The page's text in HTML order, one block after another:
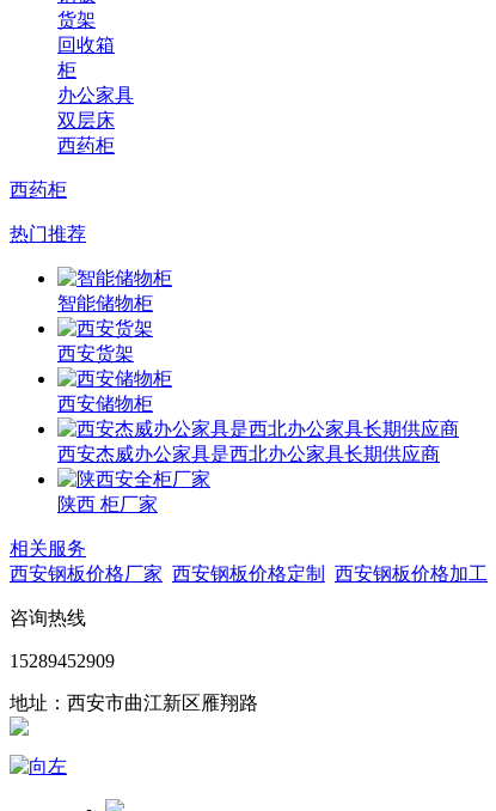
货架
回收箱
柜
办公家具
双层床
西药柜
西药柜
热门推荐
智能储物柜
西安货架
西安储物柜
西安杰威办公家具是西北办公家具长期供应商
陕西 柜厂家
相关服务
西安钢板价格厂家 西安钢板价格定制 西安钢板价格加工
咨询热线
15289452909
地址：西安市曲江新区雁翔路